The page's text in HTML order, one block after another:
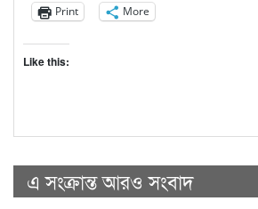
Print More
Like this:
এ সংক্রান্ত আরও সংবাদ